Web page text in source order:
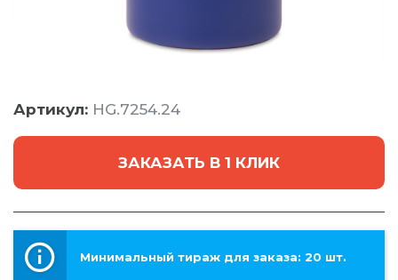
Артикул: HG.7254.24
ЗАКАЗАТЬ В 1 КЛИК
Минимальный тираж для заказа: 20 шт.